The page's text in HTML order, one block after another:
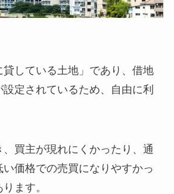
貸している土地」であり、借地
定されているため、自由に利
買主が現れにくかったり、通
価格での売買になりやすかっ
ます。